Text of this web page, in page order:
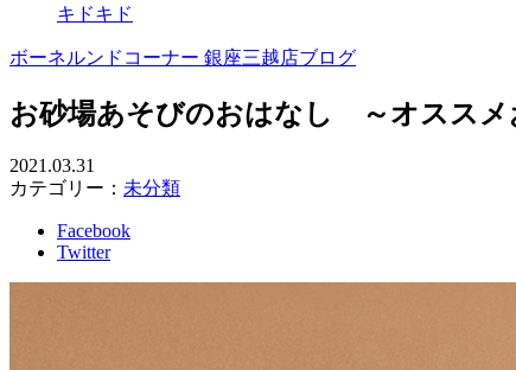
キドキド
ボーネルンドコーナー 銀座三越店ブログ
お砂場あそびのおはなし ～オススメ
2021.03.31
カテゴリー： 未分類
Facebook
Twitter